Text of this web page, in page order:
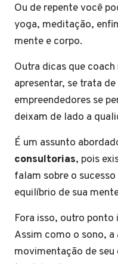
Ou de repente você
yoga, meditação,
mente e corpo.
Outra dicas que
apresentar, se trata
empreendedores se
deixam de lado a
É um assunto
consultorias, pois
falam sobre o
equilíbrio de sua
Fora isso, outro ponto
Assim como o sono,
movimentação de